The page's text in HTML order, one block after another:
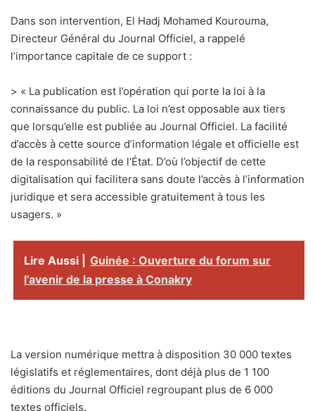
Dans son intervention, El Hadj Mohamed Kourouma,
Directeur Général du Journal Officiel, a rappelé
l’importance capitale de ce support :
> « La publication est l’opération qui porte la loi à la
connaissance du public. La loi n’est opposable aux tiers
que lorsqu’elle est publiée au Journal Officiel. La facilité
d’accès à cette source d’information légale et officielle est
de la responsabilité de l’État. D’où l’objectif de cette
digitalisation qui facilitera sans doute l’accès à l’information
juridique et sera accessible gratuitement à tous les
usagers. »
Lire Aussi |
Guinée : Ouverture du forum sur
l’avenir de la presse à Conakry
La version numérique mettra à disposition 30 000 textes
législatifs et réglementaires, dont déjà plus de 1 100
éditions du Journal Officiel regroupant plus de 6 000
textes officiels.